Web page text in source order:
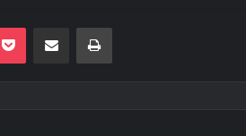
Pocket E-Posta ile paylaş Yazdır